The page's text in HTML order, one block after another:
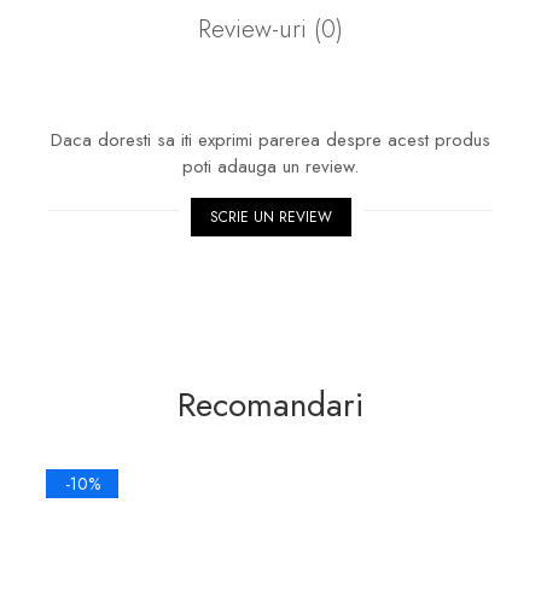
Review-uri (0)
Daca doresti sa iti exprimi parerea despre acest produs
poti adauga un review.
SCRIE UN REVIEW
Recomandari
-10%